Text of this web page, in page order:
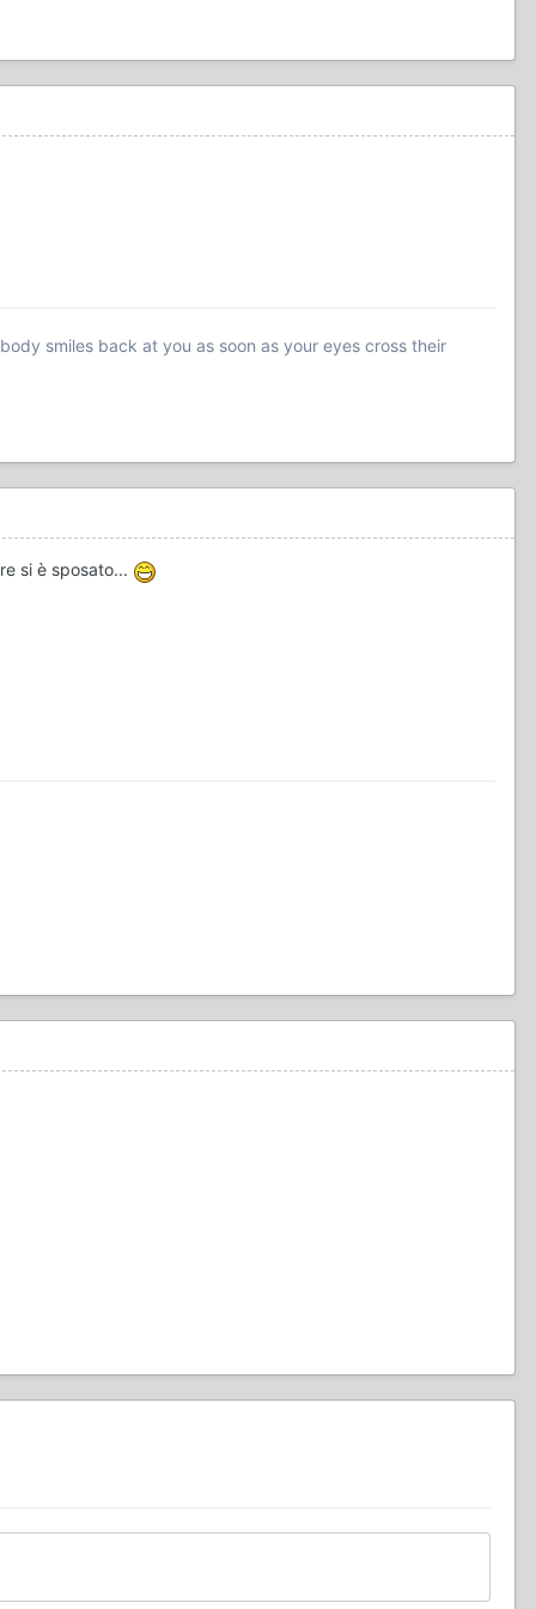
smiles back at you as soon as your eyes cross their
si è sposato...